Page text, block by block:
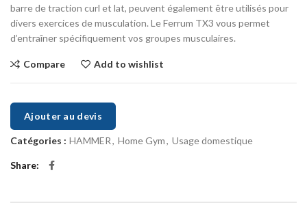
barre de traction curl et lat, peuvent également être utilisés pour
divers exercices de musculation. Le Ferrum TX3 vous permet
d’entraîner spécifiquement vos groupes musculaires.
Compare Add to wishlist
Ajouter au devis
Catégories : HAMMER, Home Gym, Usage domestique
Share